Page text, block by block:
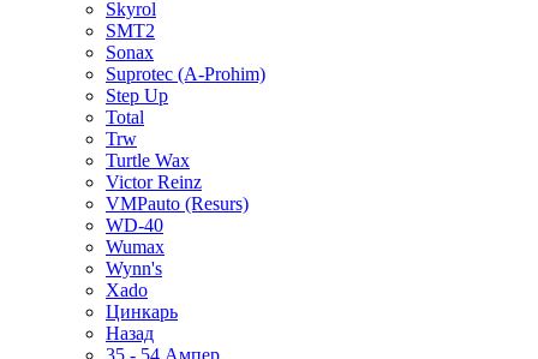
Skyrol
SMT2
Sonax
Suprotec (A-Prohim)
Step Up
Total
Trw
Turtle Wax
Victor Reinz
VMPauto (Resurs)
WD-40
Wumax
Wynn's
Xado
Цинкарь
Назад
35 - 54 Ампер